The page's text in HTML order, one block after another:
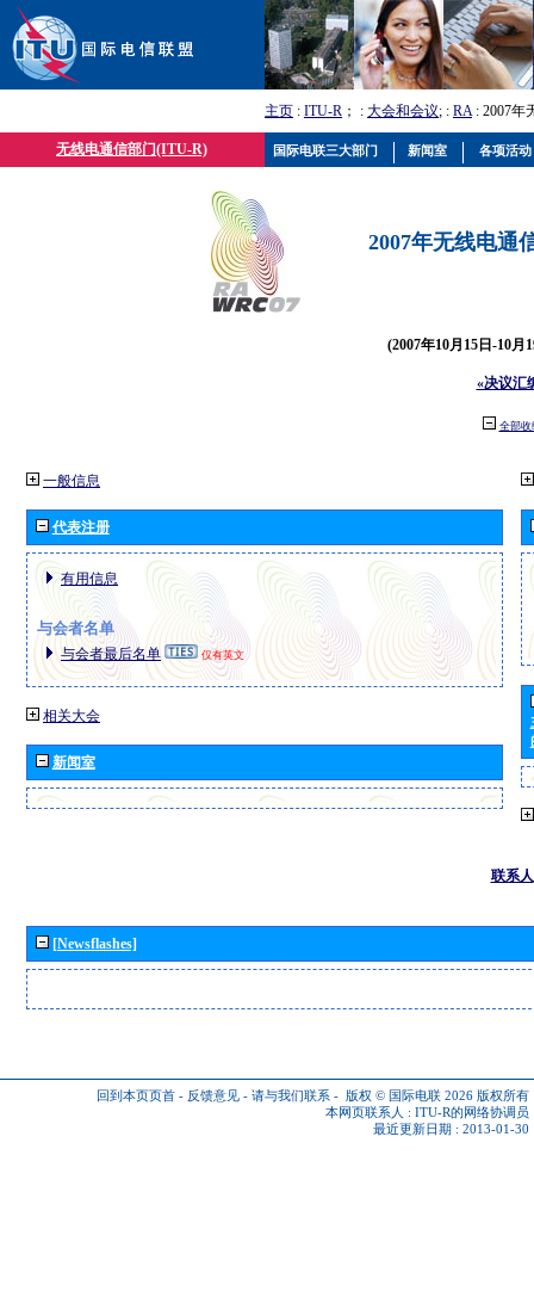
主页 : ITU-R ； : 大会和会议; : RA: 2007年
无线电通信部门(ITU-R)
2007年无线电通
(2007年10月15日-10月
«决议汇
全部收
一般信息
代表注册
有用信息
与会者名单
与会者最后名单 仅有英文
相关大会
新闻室
联系人
[Newsflashes]
回到本页页首 - 反馈意见 - 请与我们联系 - 版权 © 国际电联 2026 版权所有
本网页联系人 : ITU-R的网络协调员
最近更新日期 : 2013-01-30
国际电联三大部门 新闻室 各项活动